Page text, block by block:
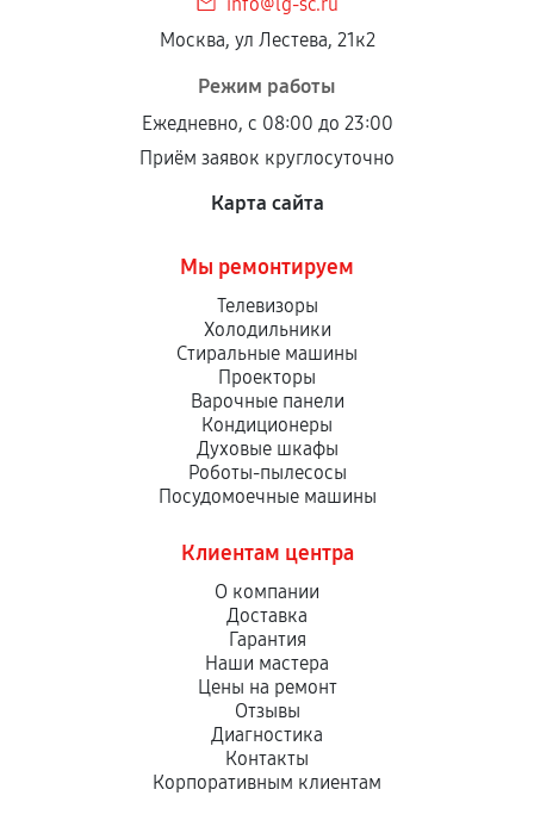
Москва, ул Лестева, 21к2
Режим работы
Ежедневно, с 08:00 до 23:00
Приём заявок круглосуточно
Карта сайта
Мы ремонтируем
Телевизоры
Холодильники
Стиральные машины
Проекторы
Варочные панели
Кондиционеры
Духовые шкафы
Роботы-пылесосы
Посудомоечные машины
Клиентам центра
О компании
Доставка
Гарантия
Наши мастера
Цены на ремонт
Отзывы
Диагностика
Контакты
Корпоративным клиентам